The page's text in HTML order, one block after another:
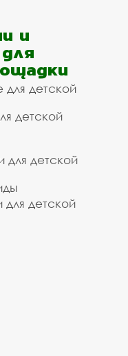
и
для детской
детской
для детской
для детской